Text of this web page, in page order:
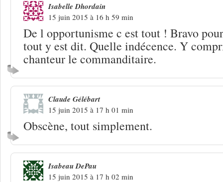
Isabelle Dhordain
15 juin 2015 à 16 h 59 min
De l opportunisme c est tout ! Bravo
tout y est dit. Quelle indécence. Y
chanteur le commanditaire.
Claude Gélébart
15 juin 2015 à 17 h 01 min
Obscène, tout simplement.
Isabeau DePau
15 juin 2015 à 17 h 02 min